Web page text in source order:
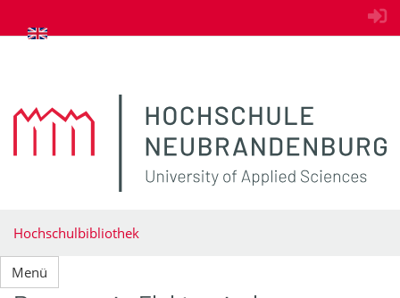
zum Inhalt springen
Hochschulbibliothek
Menü